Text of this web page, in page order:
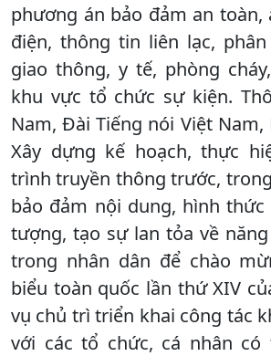
phương án bảo đảm an toàn,
điện, thông tin liên lạc,
giao thông, y tế, phòng
khu vực tổ chức sự kiện.
Nam, Đài Tiếng nói Việt Nam,
Xây dựng kế hoạch, thực
trình truyền thông trước,
bảo đảm nội dung, hình
tượng, tạo sự lan tỏa về
trong nhân dân để chào
biểu toàn quốc lần thứ XIV
vụ chủ trì triển khai công tác
với các tổ chức, cá nhân có